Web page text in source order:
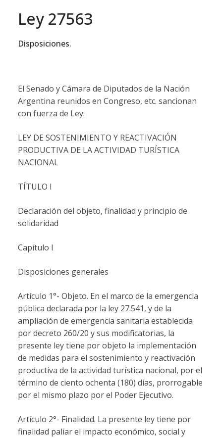
Ley 27563
Disposiciones.
El Senado y Cámara de Diputados de la Nación
Argentina reunidos en Congreso, etc. sancionan
con fuerza de Ley:
LEY DE SOSTENIMIENTO Y REACTIVACIÓN
PRODUCTIVA DE LA ACTIVIDAD TURÍSTICA
NACIONAL
TÍTULO I
Declaración del objeto, finalidad y principio de
solidaridad
Capítulo I
Disposiciones generales
Artículo 1°- Objeto. En el marco de la emergencia
pública declarada por la ley 27.541, y de la
ampliación de emergencia sanitaria establecida
por decreto 260/20 y sus modificatorias, la
presente ley tiene por objeto la implementación
de medidas para el sostenimiento y reactivación
productiva de la actividad turística nacional, por el
término de ciento ochenta (180) días, prorrogable
por el mismo plazo por el Poder Ejecutivo.
Artículo 2°- Finalidad. La presente ley tiene por
finalidad paliar el impacto económico, social y